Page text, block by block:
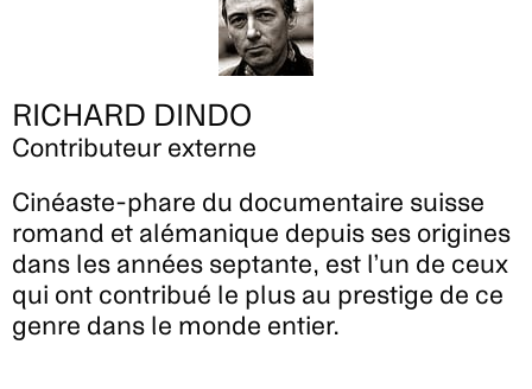
RICHARD DINDO
Contributeur externe
Cinéaste-phare du documentaire suisse
romand et alémanique depuis ses origines
dans les années septante, est l’un de ceux
qui ont contribué le plus au prestige de ce
genre dans le monde entier.